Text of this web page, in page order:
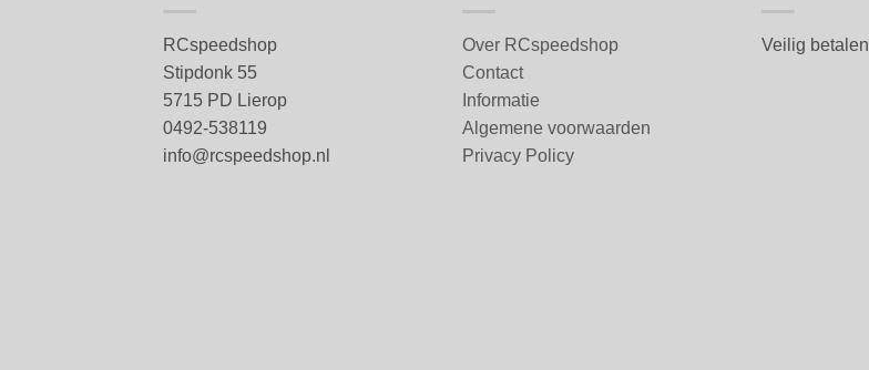
RCspeedshop
Stipdonk 55
5715 PD Lierop
0492-538119
info@rcspeedshop.nl
Over RCspeedshop
Contact
Informatie
Algemene voorwaarden
Privacy Policy
Veilig betalen